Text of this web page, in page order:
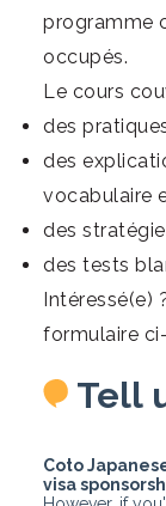
programme
occupés.
Le cours
des
des
vocabulaire
des
des tests
Intéressé(e)
formulaire